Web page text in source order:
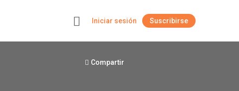
Iniciar sesión Suscribirse
Compartir